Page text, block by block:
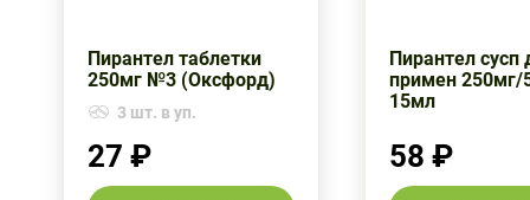
Пирантел таблетки
250мг №3 (Оксфорд)
3 шт. в уп.
27 ₽
Пирантел сусп
примен 250мг/
15мл
58 ₽